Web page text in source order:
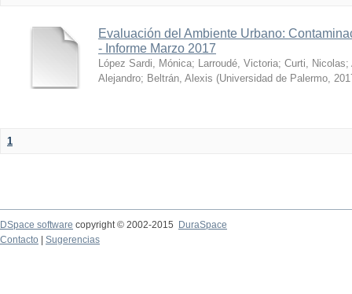
Evaluación del Ambiente Urbano:
- Informe Marzo 2017
López Sardi, Mónica; Larroudé, Victoria; Curti, Nicolas;
Alejandro; Beltrán, Alexis (Universidad de Palermo,
1
DSpace software copyright © 2002-2015
DuraSpace
Contacto
Sugerencias